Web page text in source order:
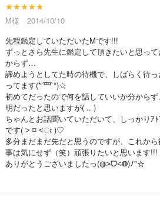
★★★★★
M様 2014/10/10
先程鑑定していただいたMです!!!
ずっとさら先生に鑑定して頂きたいと思っ
からず…
諦めようとしてた時の待機で、しばらく待
ってます(*´罒`*)☆
初めてだったので何を話していいか分から
明だったと思いますが( .. )
ちゃんとお話聞いていただいて、しっかりｱ
です( ˃ ⌑ ˂ഃ )♡
多分まだまだ先だと思うのですが、これか
事は気にせず（笑）頑張りたいと思います!!!
ありがとうございましたっ(◍˃̶ᗜ˂̶◍)ﾉ"☆